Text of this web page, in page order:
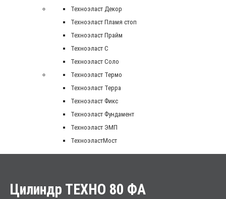
Техноэласт Декор
Техноэласт Пламя стоп
Техноэласт Прайм
Техноэласт С
Техноэласт Соло
Техноэласт Термо
Техноэласт Терра
Техноэласт Фикс
Техноэласт Фундамент
Техноэласт ЭМП
ТехноэластМост
Цилиндр ТЕХНО 80 ФА